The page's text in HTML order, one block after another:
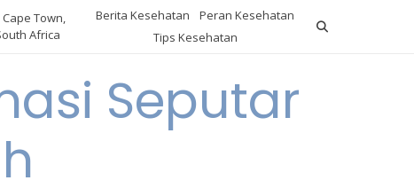
Cape Town,
Africa
Berita Kesehatan
Peran Kesehatan
Tips Kesehatan
Seputar